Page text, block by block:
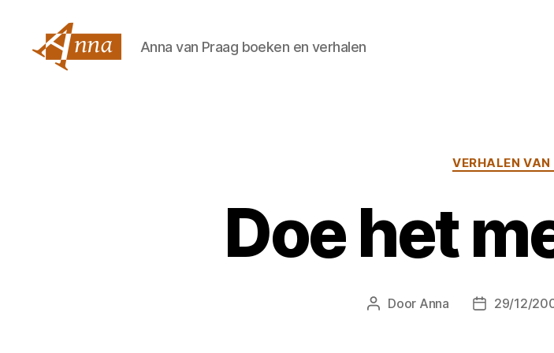
Anna van Praag boeken en verhalen
VERHALEN VAN
Doe het
Berichtauteur
Door Anna 29/12/